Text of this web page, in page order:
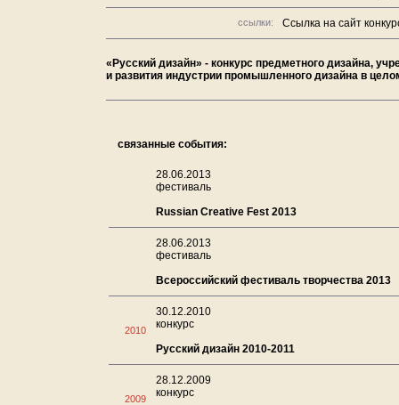
ссылки: Ссылка на сайт
«Русский дизайн» - конкурс предметного дизайна,
и развития индустрии промышленного дизайна в
связанные события:
28.06.2013
фестиваль
Russian Creative Fest 2013
28.06.2013
фестиваль
Всероссийский фестиваль творчества 2013
2010
30.12.2010
конкурс
Русский дизайн 2010-2011
2009
28.12.2009
конкурс